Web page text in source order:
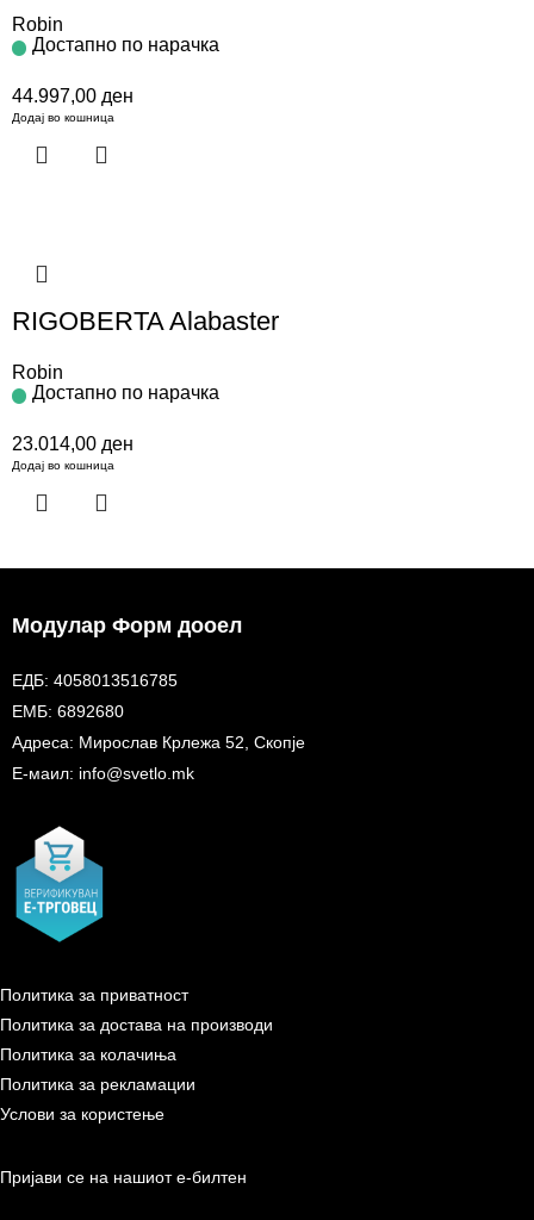
Robin
Достапно по нарачка
44.997,00 ден
Додај во кошница
RIGOBERTA Alabaster
Robin
Достапно по нарачка
23.014,00 ден
Додај во кошница
Модулар Форм дооел
ЕДБ: 4058013516785
ЕМБ: 6892680
Адреса: Мирослав Крлежа 52, Скопје
Е-маил: info@svetlo.mk
Политика за приватност
Политика за достава на производи
Политика за колачиња
Политика за рекламации
Услови за користење
Пријави се на нашиот е-билтен